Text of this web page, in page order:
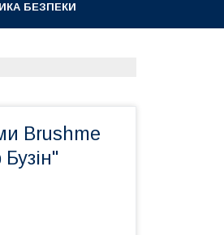
БЕЗПЕКИ
Brushme